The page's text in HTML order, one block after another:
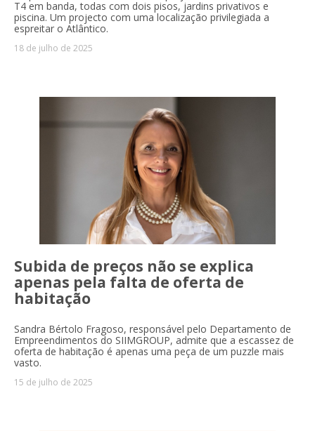
T4 em banda, todas com dois pisos, jardins privativos e
piscina. Um projecto com uma localização privilegiada a
espreitar o Atlântico.
18 de julho de 2025
Subida de preços não se explica
apenas pela falta de oferta de
habitação
Sandra Bértolo Fragoso, responsável pelo Departamento de
Empreendimentos do SIIMGROUP, admite que a escassez de
oferta de habitação é apenas uma peça de um puzzle mais
vasto.
15 de julho de 2025